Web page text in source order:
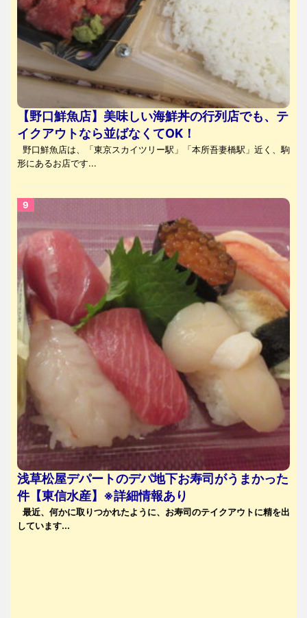
【野口鮮魚店】美味しい海鮮丼の行列店でも、テ
イクアウトなら並ばなくてOK！
野口鮮魚店は、「東京スカイツリー駅」「本所吾妻橋駅」近く、駒
形にあるお店です...
浅草松屋デパートのデパ地下お寿司がうまかった
件【東信水産】※詳細情報あり
最近、何かに取りつかれたように、お寿司のテイクアウトに精を出
しています...